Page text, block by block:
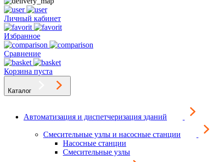
Личный кабинет
Избранное
Сравнение
Корзина пуста
Каталог
Автоматизация и диспетчеризация зданий
Смесительные узлы и насосные станции
Насосные станции
Смесительные узлы